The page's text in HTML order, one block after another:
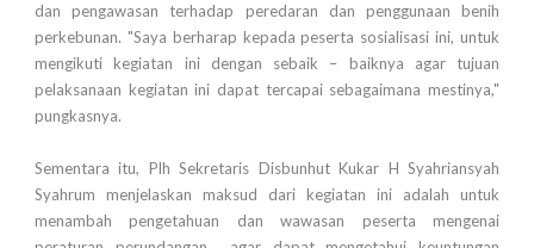
dan pengawasan terhadap peredaran dan penggunaan benih
perkebunan. "Saya berharap kepada peserta sosialisasi ini, untuk
mengikuti kegiatan ini dengan sebaik – baiknya agar tujuan
pelaksanaan kegiatan ini dapat tercapai sebagaimana mestinya,"
pungkasnya.
Sementara itu, Plh Sekretaris Disbunhut Kukar H Syahriansyah
Syahrum menjelaskan maksud dari kegiatan ini adalah untuk
menambah pengetahuan dan wawasan peserta mengenai